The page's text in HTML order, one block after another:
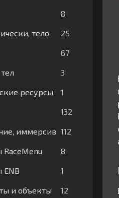
8
тело 25
67
3
ресурсы 1
132
иммерсив 112
RaceMenu 8
ENB 1
и объекты 12